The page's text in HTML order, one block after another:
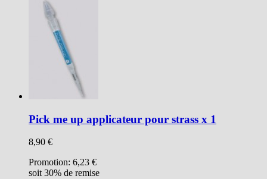
Pick me up applicateur pour strass x 1
8,90 €
Promotion: 6,23 €
soit 30% de remise